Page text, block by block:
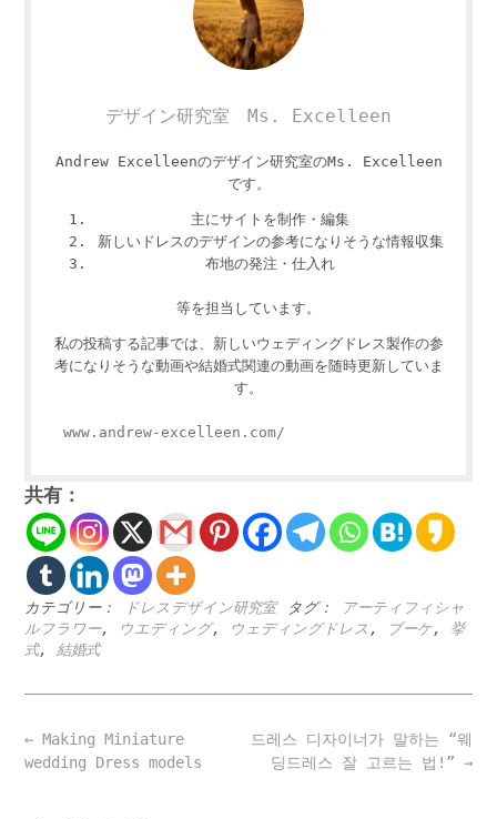
デザイン研究室 Ms. Excelleen
Andrew Excelleenのデザイン研究室のMs. Excelleen
です。
主にサイトを制作・編集
新しいドレスのデザインの参考になりそうな情報収集
布地の発注・仕入れ
等を担当しています。
私の投稿する記事では、新しいウェディングドレス製作の参
考になりそうな動画や結婚式関連の動画を随時更新していま
す。
www.andrew-excelleen.com/
共有：
カテゴリー： ドレスデザイン研究室 タグ：
アーティフィシャ
ルフラワー, ウエディング, ウェディングドレス , ブーケ,
挙
式, 結婚式
Post
navigation
드레스 디자이너가 말하는 “웨
딩드레스 잘 고르는 법!” →
← Making Miniature
wedding Dress models